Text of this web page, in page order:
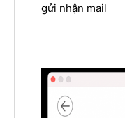
gửi nhận mail